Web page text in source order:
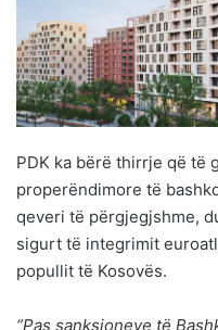
PDK ka bërë thirrje që të
properëndimore të
qeveri të përgjegjshme,
sigurt të integrimit
popullit të Kosovës.
“Pas sanksioneve të